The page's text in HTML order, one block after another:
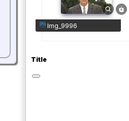
img_9996
Title